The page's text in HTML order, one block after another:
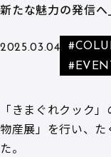
新たな魅力の発信
2025.03.04
#EVENT
「きまぐれクック
物産展」を行い、
た。